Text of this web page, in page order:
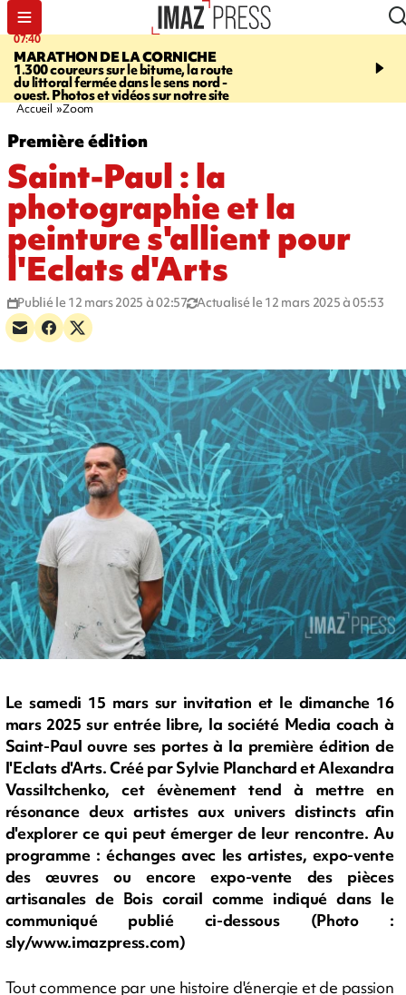
07:40
MARATHON DE LA CORNICHE
1.300 coureurs sur le bitume, la route
du littoral fermée dans le sens nord -
ouest. Photos et vidéos sur notre site
10:33
l’enfance - une
Accueil Zoom
Première édition
Saint-Paul : la
photographie et la
peinture s'allient pour
l'Eclats d'Arts
Publié le 12 mars 2025 à 02:57 Actualisé le 12 mars 2025 à 05:53
Le samedi 15 mars sur invitation et le dimanche 16
mars 2025 sur entrée libre, la société Media coach à
Saint-Paul ouvre ses portes à la première édition de
l'Eclats d'Arts. Créé par Sylvie Planchard et Alexandra
Vassiltchenko, cet évènement tend à mettre en
résonance deux artistes aux univers distincts afin
d'explorer ce qui peut émerger de leur rencontre. Au
programme : échanges avec les artistes, expo-vente
des œuvres ou encore expo-vente des pièces
artisanales de Bois corail comme indiqué dans le
communiqué publié ci-dessous (Photo :
sly/www.imazpress.com)
Tout commence par une histoire d'énergie et de passion